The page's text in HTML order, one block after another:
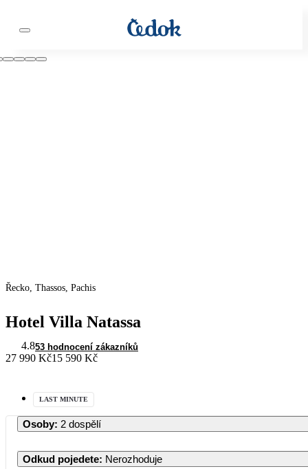
Řecko, Thassos, Pachis
Hotel Villa Natassa
4.853 hodnocení zákazníků
27 990 Kč15 590 Kč
LAST MINUTE
Osoby: 2 dospělí
Odkud pojedete: Nerozhoduje